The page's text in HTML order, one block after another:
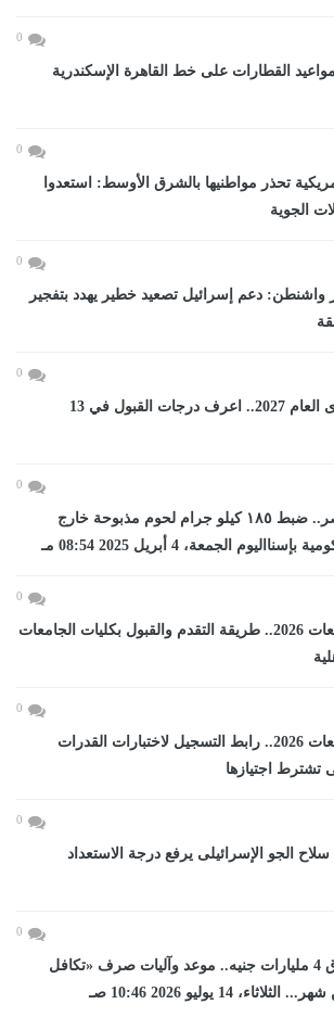
0
القطارات على خط القاهرة الإسكندرية
0
تحذر مواطنيها بالشرق الأوسط: استعدوا
الجوية
0
دعم إسرائيل تصعيد خطير يهدد بتفجير
0
تنسيق الثانوى العام 2027.. اعرف درجات القبول في 13
0
بيطرى الأقصر.. ضبط ١٨٥ كيلو جرام لحوم مذبوحة خارج
الجمعة، 4 أبريل 2025 08:54 مـ
0
تنسيق الجامعات 2026.. طريقة التقدم والقبول بكليات الجامعات
0
تنسيق الجامعات 2026.. رابط التسجيل لاختبارات القدرات
تشترط اجتيازها
0
الجو الإسرائيلى يرفع درجة الاستعداد
0
بميزانية تفوق 4 مليارات جنيه.. موعد وآليات صرف «تكافل
14 يوليو 2026 10:46 صـ